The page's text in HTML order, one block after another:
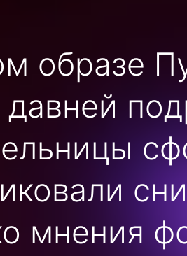
образе
давней
мнения